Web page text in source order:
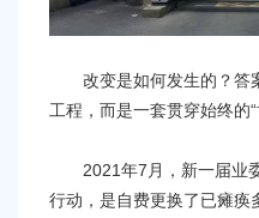
改变是如何发生的？答
工程，而是一套贯穿始终的“
2021年7月，新一届业委
行动，是自费更换了已瘫痪